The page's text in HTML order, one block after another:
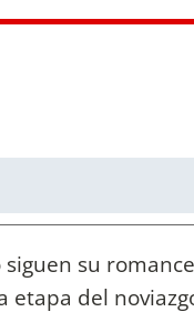
su
del